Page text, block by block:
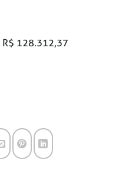
R$ 128.312,37